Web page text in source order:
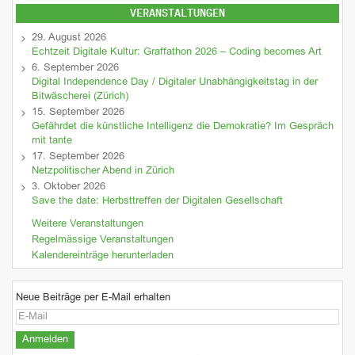
VERANSTALTUNGEN
29. August 2026
Echtzeit Digitale Kultur: Graffathon 2026 – Coding becomes Art
6. September 2026
Digital Independence Day / Digitaler Unabhängigkeitstag in der
Bitwäscherei (Zürich)
15. September 2026
Gefährdet die künstliche Intelligenz die Demokratie? Im Gespräch
mit tante
17. September 2026
Netzpolitischer Abend in Zürich
3. Oktober 2026
Save the date: Herbsttreffen der Digitalen Gesellschaft
Weitere Veranstaltungen
Regelmässige Veranstaltungen
Kalendereinträge herunterladen
Neue Beiträge per E-Mail erhalten